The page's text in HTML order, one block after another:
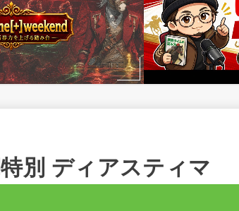
別 ディアスティマ